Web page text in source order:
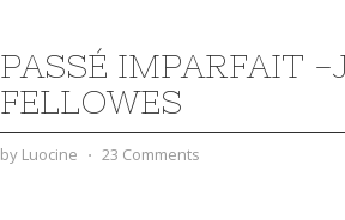
PASSÉ IMPARFAIT
FELLOWES
by Luocine ⋅ 23 Comments